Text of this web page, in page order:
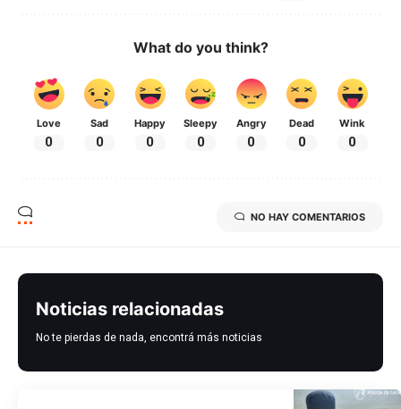
What do you think?
Love
0
Sad
0
Happy
0
Sleepy
0
Angry
0
Dead
0
Wink
0
NO HAY COMENTARIOS
Noticias relacionadas
No te pierdas de nada, encontrá más noticias